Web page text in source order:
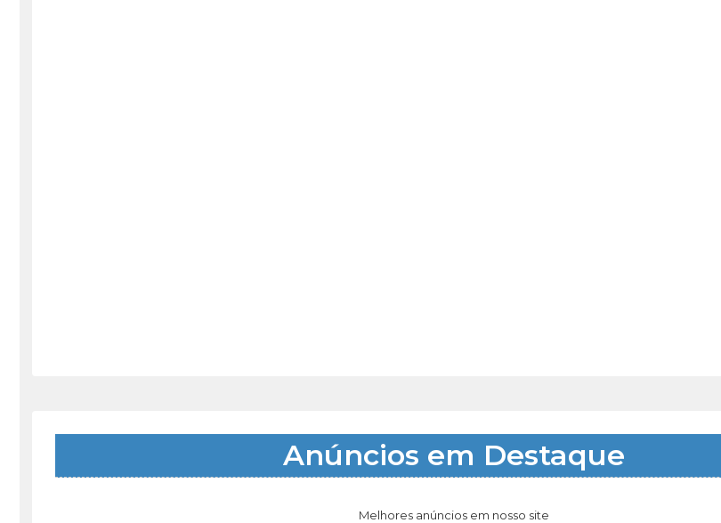
Anúncios em Destaque
Melhores anúncios em nosso site